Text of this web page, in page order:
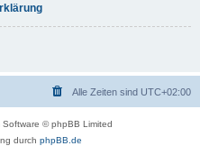
Alle Zeiten sind UTC+02:00
Software © phpBB Limited
durch phpBB.de